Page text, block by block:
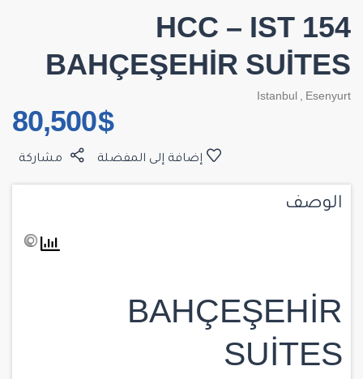
HCC – IST 154
BAHÇEŞEHİR SUİTES
Istanbul , Esenyurt
$ 80,500
مشاركة إضافة إلى المفضلة
الوصف
BAHÇEŞEHİR
SUİTES